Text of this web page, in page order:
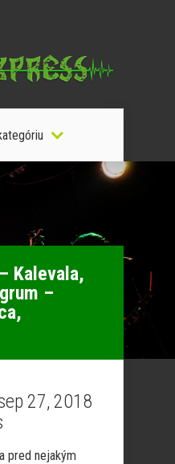
Kalevala,
–
27, 2018
pred nejakým